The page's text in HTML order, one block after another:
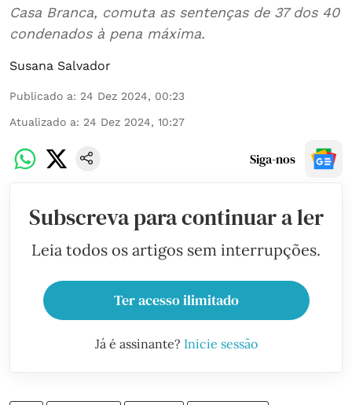
Casa Branca, comuta as sentenças de 37 dos 40
condenados à pena máxima.
Susana Salvador
Publicado a: 24 Dez 2024, 00:23
Atualizado a: 24 Dez 2024, 10:27
Siga-nos
Subscreva para continuar a ler
Leia todos os artigos sem interrupções.
Ter acesso ilimitado
Já é assinante? Inicie sessão